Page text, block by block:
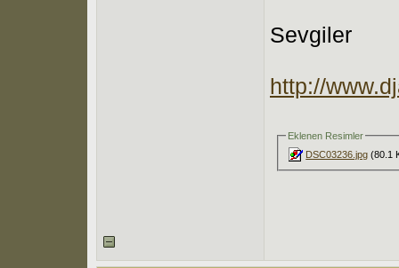
Sevgiler
http://
Eklenen Resimler
DSC03236.jpg (80.1